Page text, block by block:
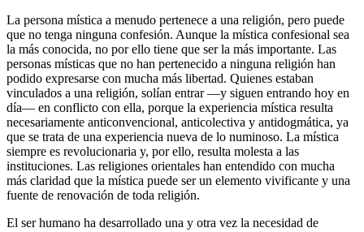
La persona mística a menudo pertenece a una religión, pero puede
que no tenga ninguna confesión. Aunque la mística confesional sea
la más conocida, no por ello tiene que ser la más importante. Las
personas místicas que no han pertenecido a ninguna religión han
podido expresarse con mucha más libertad. Quienes estaban
vinculados a una religión, solían entrar ―y siguen entrando hoy en
día― en conflicto con ella, porque la experiencia mística resulta
necesariamente anticonvencional, anticolectiva y antidogmática, ya
que se trata de una experiencia nueva de lo numinoso. La mística
siempre es revolucionaria y, por ello, resulta molesta a las
instituciones. Las religiones orientales han entendido con mucha
más claridad que la mística puede ser un elemento vivificante y una
fuente de renovación de toda religión.
El ser humano ha desarrollado una y otra vez la necesidad de